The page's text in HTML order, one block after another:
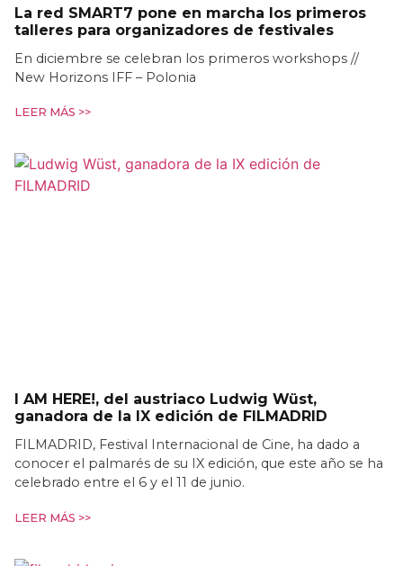
La red SMART7 pone en marcha los primeros
talleres para organizadores de festivales
En diciembre se celebran los primeros workshops //
New Horizons IFF – Polonia
LEER MÁS >>
I AM HERE!, del austriaco Ludwig Wüst,
ganadora de la IX edición de FILMADRID
FILMADRID, Festival Internacional de Cine, ha dado a
conocer el palmarés de su IX edición, que este año se ha
celebrado entre el 6 y el 11 de junio.
LEER MÁS >>